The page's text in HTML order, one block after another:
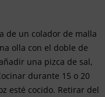
de un colador de malla
olla con el doble de
una pizca de sal,
durante 15 o 20
esté cocido. Retirar del